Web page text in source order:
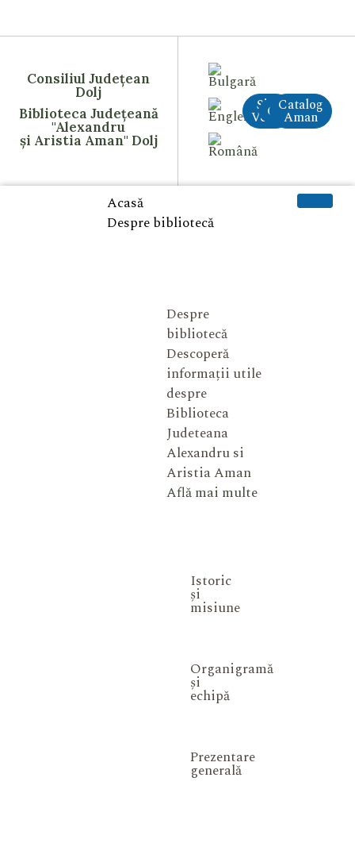
Consiliul Județean
Dolj
Biblioteca Județeană
"Alexandru
și Aristia Aman" Dolj
Site
VechiCreAI
Catalog
Aman
Acasă
Despre bibliotecă
Despre
bibliotecă
Descoperă
informații utile
despre
Biblioteca
Judeteana
Alexandru si
Aristia Aman
Află mai multe
Istoric
și
misiune
Organigramă
și
echipă
Prezentare
generală